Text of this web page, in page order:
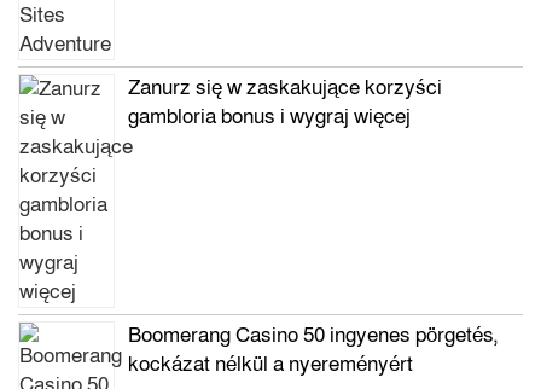
Zanurz się w zaskakujące korzyści
gambloria bonus i wygraj więcej
Boomerang Casino 50 ingyenes pörgetés,
kockázat nélkül a nyereményért